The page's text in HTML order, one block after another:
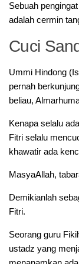
‎Sebuah
adalah cermin
Cuci
Ummi Hindong
pernah
beliau,
Kenapa selalu
Fitri selalu
khawatir ada
MasyaAllah,
Demikianlah
Fitri.
Seorang guru
ustadz yang